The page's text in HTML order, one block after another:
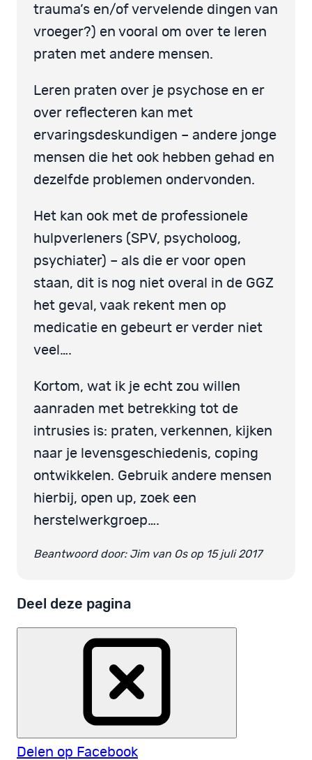
trauma’s en/of vervelende dingen van
vroeger?) en vooral om over te leren
praten met andere mensen.
Leren praten over je psychose en er
over reflecteren kan met
ervaringsdeskundigen – andere jonge
mensen die het ook hebben gehad en
dezelfde problemen ondervonden.
Het kan ook met de professionele
hulpverleners (SPV, psycholoog,
psychiater) – als die er voor open
staan, dit is nog niet overal in de GGZ
het geval, vaak rekent men op
medicatie en gebeurt er verder niet
veel….
Kortom, wat ik je echt zou willen
aanraden met betrekking tot de
intrusies is: praten, verkennen, kijken
naar je levensgeschiedenis, coping
ontwikkelen. Gebruik andere mensen
hierbij, open up, zoek een
herstelwerkgroep….
Beantwoord door: Jim van Os op 15 juli 2017
Deel deze pagina
Delen op Facebook